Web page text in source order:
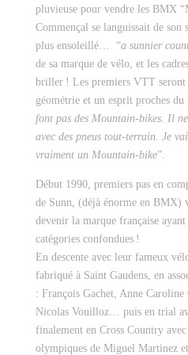
pluvieuse pour vendre les BMX
Commençal se languissait de son
plus ensoleillé… “a sunnier
de sa marque de vélo, et les
briller ! Les premiers VTT seront
géométrie et un esprit proches
font pas des Mountain-bikes. Il
avec des pneus tout-terrain. Je
vraiment un Mountain-bike”.
Début 1990, premiers pas en
de Sunn, (déjà énorme en BMX)
devenir la marque française
catégories confondues !
En descente avec leur fameux
fabriqué à Saint Gaudens, en
: François Gachet, Anne Caroline
Nicolas Vouilloz… puis en trial
finalement en Cross Country
olympiques de Miguel Martinez